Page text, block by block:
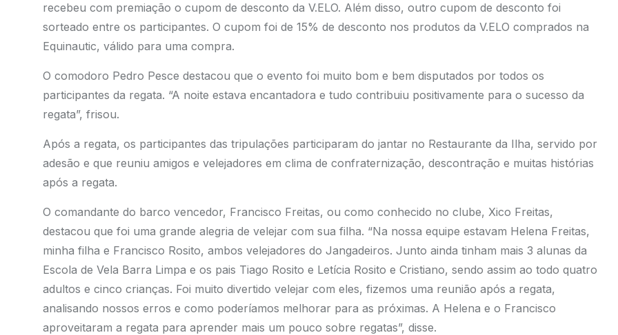
recebeu com premiação o cupom de desconto da V.ELO. Além disso, outro cupom de desconto foi
sorteado entre os participantes. O cupom foi de 15% de desconto nos produtos da V.ELO comprados na
Equinautic, válido para uma compra.
O comodoro Pedro Pesce destacou que o evento foi muito bom e bem disputados por todos os
participantes da regata. “A noite estava encantadora e tudo contribuiu positivamente para o sucesso da
regata”, frisou.
Após a regata, os participantes das tripulações participaram do jantar no Restaurante da Ilha, servido por
adesão e que reuniu amigos e velejadores em clima de confraternização, descontração e muitas histórias
após a regata.
O comandante do barco vencedor, Francisco Freitas, ou como conhecido no clube, Xico Freitas,
destacou que foi uma grande alegria de velejar com sua filha. “Na nossa equipe estavam Helena Freitas,
minha filha e Francisco Rosito, ambos velejadores do Jangadeiros. Junto ainda tinham mais 3 alunas da
Escola de Vela Barra Limpa e os pais Tiago Rosito e Letícia Rosito e Cristiano, sendo assim ao todo quatro
adultos e cinco crianças. Foi muito divertido velejar com eles, fizemos uma reunião após a regata,
analisando nossos erros e como poderíamos melhorar para as próximas. A Helena e o Francisco
aproveitaram a regata para aprender mais um pouco sobre regatas”, disse.